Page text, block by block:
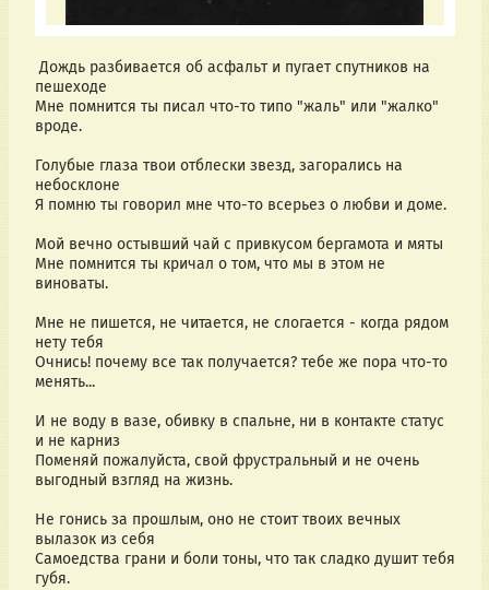
Дождь разбивается об асфальт и пугает спутников на
пешеходе
Мне помнится ты писал что-то типо "жаль" или "жалко"
вроде.
Голубые глаза твои отблески звезд, загорались на
небосклоне
Я помню ты говорил мне что-то всерьез о любви и доме.
Мой вечно остывший чай с привкусом бергамота и мяты
Мне помнится ты кричал о том, что мы в этом не
виноваты.
Мне не пишется, не читается, не слогается - когда рядом
нету тебя
Очнись! почему все так получается? тебе же пора что-то
менять...
И не воду в вазе, обивку в спальне, ни в контакте статус
и не карниз
Поменяй пожалуйста, свой фрустральный и не очень
выгодный взгляд на жизнь.
Не гонись за прошлым, оно не стоит твоих вечных
вылазок из себя
Самоедства грани и боли тоны, что так сладко душит тебя
губя.